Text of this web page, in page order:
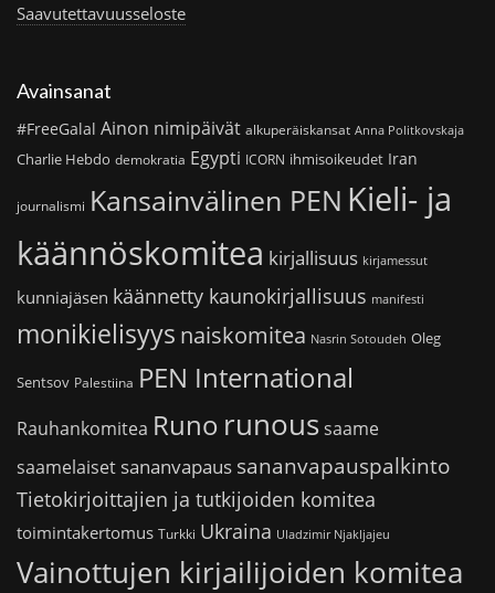
Saavutettavuusseloste
Avainsanat
#FreeGalal Ainon nimipäivät alkuperäiskansat Anna Politkovskaja
Charlie Hebdo demokratia Egypti ICORN ihmisoikeudet Iran
journalismi Kansainvälinen PEN Kieli- ja
käännöskomitea kirjallisuus kirjamessut
kunniajäsen käännetty kaunokirjallisuus manifesti
monikielisyys naiskomitea Nasrin Sotoudeh Oleg
Sentsov Palestiina PEN International
Rauhankomitea Runo runoussaame
saamelaiset sananvapaus sananvapauspalkinto
Tietokirjoittajien ja tutkijoiden komitea
toimintakertomus Turkki Ukraina Uladzimir Njakljajeu
Vainottujen kirjailijoiden komitea